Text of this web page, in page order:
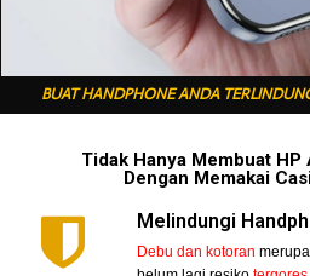
BUAT HANDPHONE ANDA
Tidak Hanya Membuat HP
Dengan Memakai
Melindungi
Debu dan kotoran